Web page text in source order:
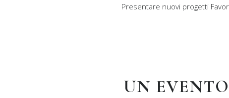
Presentare nuovi progetti
UN